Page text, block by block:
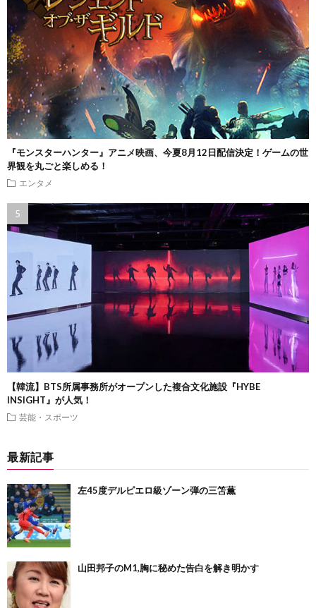
『モンスターハンター』アニメ映画、今夏8月12日配信決定！ゲームの世
界観を丸ごと楽しめる！
エンタメ
【韓流】BTS所属事務所がオープンした複合文化施設『HYBE
INSIGHT』が人気！
芸能・スポーツ
最新記事
左45度デルピエロ級ゾーン弾の三笘薫
山田邦子のM1,胸に秘めた告白を解き明かす